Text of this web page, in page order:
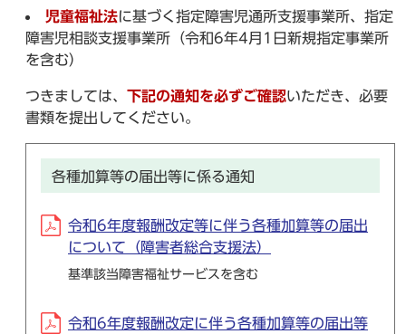
児童福祉法に基づく指定障害児通所支援事業所、指定
障害児相談支援事業所（令和6年4月1日新規指定事業所
を含む）
つきましては、 下記の通知を必ずご確認いただき、必要
書類を提出してください。
各種加算等の届出等に係る通知
令和6年度報酬改定等に伴う各種加算等の届出
について（障害者総合支援法）
基準該当障害福祉サービスを含む
令和6年度報酬改定に伴う各種加算等の届出等